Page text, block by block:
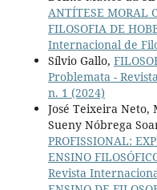
ANTÍTESE MORAL
FILOSOFIA DE
Internacional de
Sílvio Gallo,
Problemata -
n. 1 (2024)
José Teixeira
Sueny Nóbrega
PROFISSIONAL:
ENSINO
Revista